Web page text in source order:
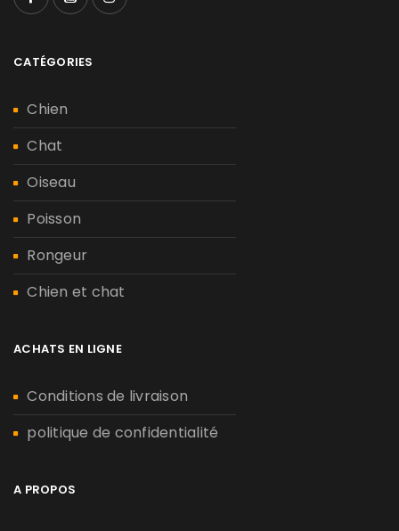
CATÉGORIES
Chien
Chat
Oiseau
Poisson
Rongeur
Chien et chat
ACHATS EN LIGNE
Conditions de livraison
politique de confidentialité
A PROPOS